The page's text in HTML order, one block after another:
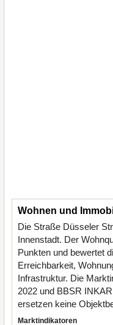
Wohnen und
Die Straße Düsseler
Innenstadt. Der
Punkten und bewertet
Erreichbarkeit,
Infrastruktur. Die
2022 und BBSR
ersetzen keine
Marktindikatoren